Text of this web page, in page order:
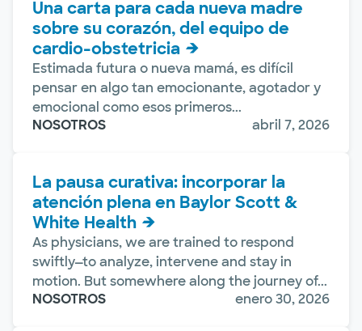
Una carta para cada nueva madre
sobre su corazón, del equipo de
cardio-obstetricia
Estimada futura o nueva mamá, es difícil
pensar en algo tan emocionante, agotador y
emocional como esos primeros...
NOSOTROS
abril 7, 2026
La pausa curativa: incorporar la
atención plena en Baylor Scott &
White Health
As physicians, we are trained to respond
swiftly—to analyze, intervene and stay in
motion. But somewhere along the journey of...
NOSOTROS
enero 30, 2026